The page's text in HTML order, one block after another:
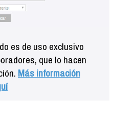
es de uso exclusivo
que lo hacen
Más información